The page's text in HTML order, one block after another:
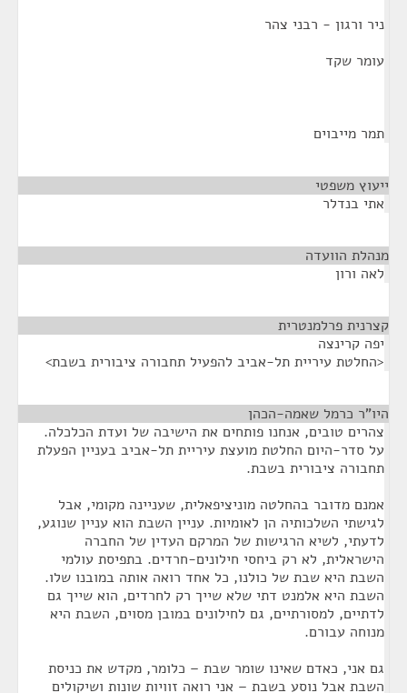
ניר ורגון - רבני צהר
עומר שקד
תמר מייבוים
ייעוץ משפטי
אתי בנדלר
מנהלת הוועדה
לאה ורון
קצרנית פרלמנטרית
יפה קרינצה
<החלטת עיריית תל-אביב להפעיל תחבורה ציבורית בשבת>
היו"ר כרמל שאמה-הכהן
צהרים טובים, אנחנו פותחים את הישיבה של ועדת הכלכלה.
על סדר-היום החלטת מועצת עיריית תל-אביב בעניין הפעלת
תחבורה ציבורית בשבת.
אמנם מדובר בהחלטה מוניציפאלית, שעניינה מקומי, אבל
לגישתי השלכותיה הן לאומיות. עניין השבת הוא עניין שנוגע,
לדעתי, לשיא הרגישות של המרקם העדין של החברה
הישראלית, לא רק ביחסי חילונים-חרדים. בתפיסת עולמי
השבת היא שבת של כולנו, כל אחד רואה אותה במובנו שלו.
השבת היא אלמנט דתי שלא שייך רק לחרדים, הוא שייך גם
לדתיים, למסורתיים, גם לחילונים במובן מסוים, השבת היא
מנוחה עבורם.
גם אני, כאדם שאינו שומר שבת – כלומר, מקדש את כניסת
השבת אבל נוסע בשבת – אני רואה זוויות שונות ושיקולים